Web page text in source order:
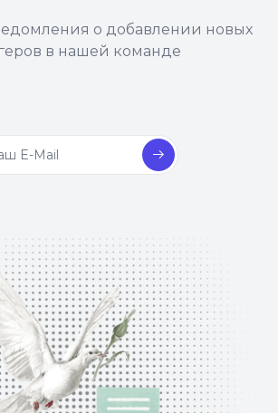
о добавлении новых
в нашей команде